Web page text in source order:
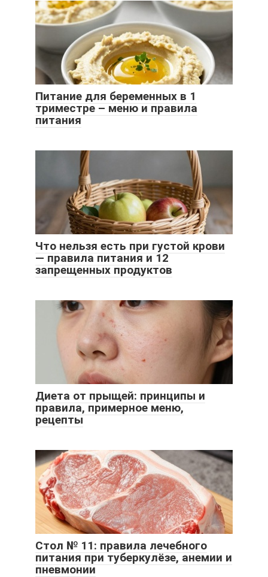
Питание для беременных в 1
триместре – меню и правила
питания
Что нельзя есть при густой крови
— правила питания и 12
запрещенных продуктов
Диета от прыщей: принципы и
правила, примерное меню,
рецепты
Стол № 11: правила лечебного
питания при туберкулёзе, анемии и
пневмонии